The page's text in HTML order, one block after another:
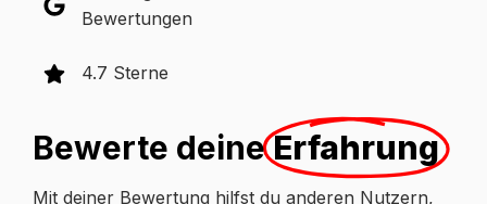
Bewertungen
4.7 Sterne
Bewerte deineErfahrung
Mit deiner Bewertung hilfst du anderen Nutzern,